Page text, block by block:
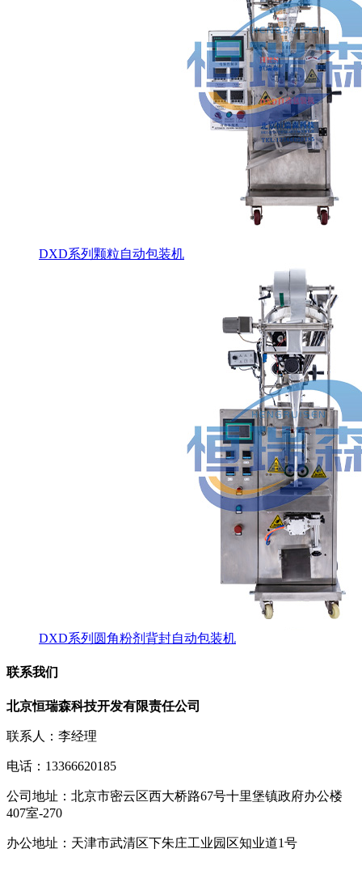
DXD系列颗粒自动包装机
DXD系列圆角粉剂背封自动包装机
联系我们
北京恒瑞森科技开发有限责任公司
联系人：李经理
电话：13366620185
公司地址：北京市密云区西大桥路67号十里堡镇政府办公楼
407室-270
办公地址：天津市武清区下朱庄工业园区知业道1号